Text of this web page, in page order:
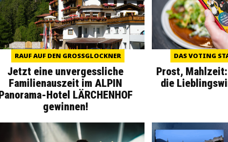
RAUF AUF DEN GROSSGLOCKNER
Jetzt eine unvergessliche
Familienauszeit im ALPIN
Panorama-Hotel LÄRCHENHOF
gewinnen!
DAS VOTING
Prost,
die